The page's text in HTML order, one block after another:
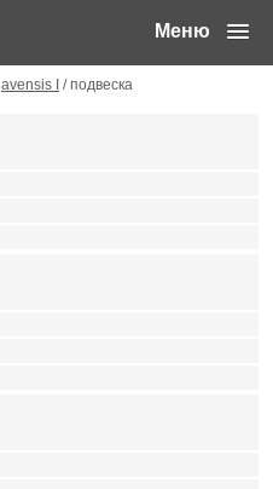
Меню
avensis I / подвеска